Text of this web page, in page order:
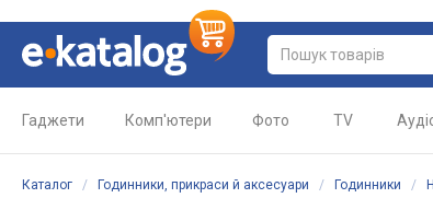
Гаджети Комп'ютери Фото TV
Каталог / Годинники, прикраси й аксесуари / Годинники /